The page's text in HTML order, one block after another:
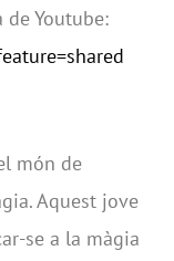
de Youtube:
món de
Aquest jove
se a la màgia